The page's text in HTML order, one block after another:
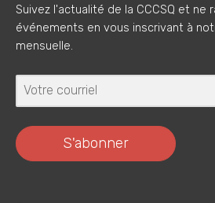
Suivez l'actualité de la CCCSQ et ne
événements en vous inscrivant à
mensuelle.
S'abonner